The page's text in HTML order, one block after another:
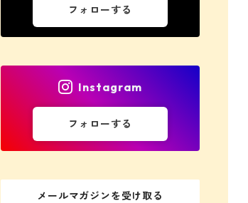
フォローする
Instagram
フォローする
メールマガジンを受け取る